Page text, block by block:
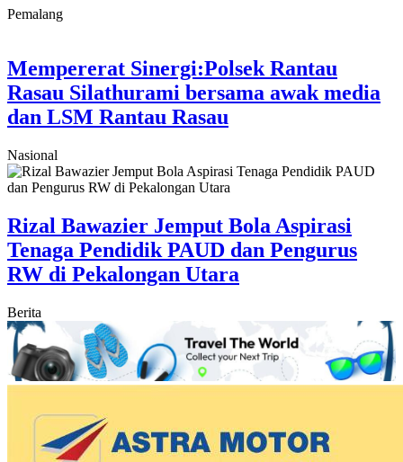
Pemalang
Mempererat Sinergi:Polsek Rantau
Rasau Silathurami bersama awak media
dan LSM Rantau Rasau
Nasional
Rizal Bawazier Jemput Bola Aspirasi
Tenaga Pendidik PAUD dan Pengurus
RW di Pekalongan Utara
Berita